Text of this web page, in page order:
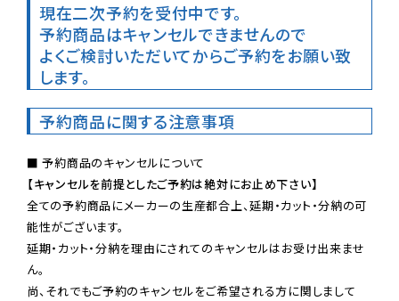
現在二次予約を受付中です。
予約商品はキャンセルできませんので
よくご検討いただいてからご予約をお願い致
します。
予約商品に関する注意事項
【キャンセルを前提としたご予約は絶対にお止め下さい】
全ての予約商品にメーカーの生産都合上、延期・カット・分納の可
能性がございます。
延期・カット・分納を理由にされてのキャンセルはお受け出来ませ
ん。
尚、それでもご予約のキャンセルをご希望される方に関しまして